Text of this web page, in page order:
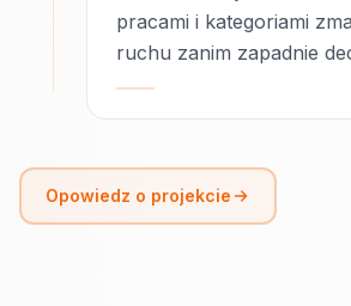
pracami i kategoriami
ruchu zanim zapadnie
Opowiedz o projekcie